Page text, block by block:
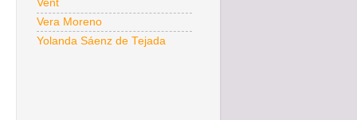
Vent
Vera Moreno
Yolanda Sáenz de Tejada